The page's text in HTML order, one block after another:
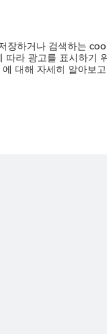
빛의 잠재력에
조, 의료, 소비가
명의 직원들
솔루션 개발에 역
성했으며, 스위스